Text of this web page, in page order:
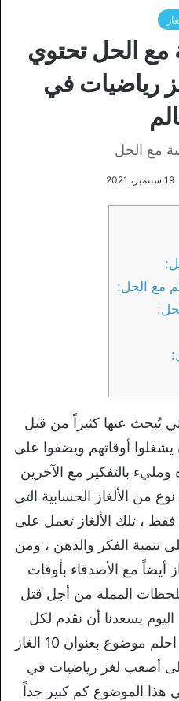
مع الحل تحتوي
رياضيات في
مع الحل
19 سبتمبر، 2021
مع الحل:
يُبحث عنها كثيراً من قبل
أوقاتهم ويضفوا على
ومليء بالتفكير مع الآخرين
من الألغاز الحسابية التي
فقط ، تلك الألغاز تعمل على
تنمية الفكر والذهن ، ومن
أيضاً مع الأصدقاء بأوقات
المملة من أجل قتل
يسعدنا أن نقدم لكل
متابعينا الأعزاء متابعي موقع احلم موضوع بعنوان 10 الغاز
أصعب لغز رياضيات في
هذا الموضوع كم كبير جداً